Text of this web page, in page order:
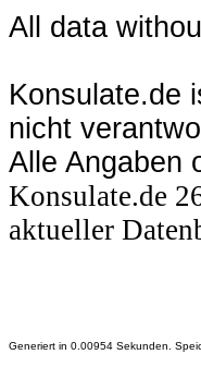
All data
Konsulate.de
nicht
Alle Angaben
Konsulate.de
aktueller
Generiert in 0.00954 Sekunden.